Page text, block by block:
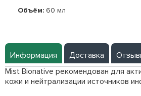
Объём: 60 мл
Информация Доставка
Mist Bionative рекомендован для
кожи и нейтрализации источников